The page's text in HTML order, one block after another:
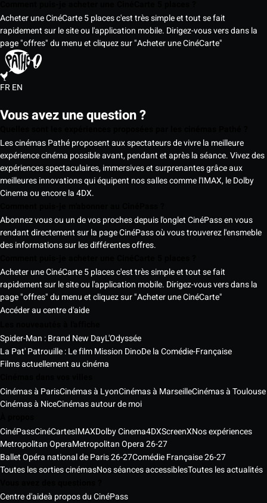
Acheter une CinéCarte 5 places c'est très simple et tout se fait
rapidement sur le site ou l'application mobile. Dirigez-vous vers dans la
page "offres" du menu et cliquez sur "Acheter une CinéCarte"
FREN
Vous avez une question ?
Les cinémas Pathé proposent aux spectateurs de vivre la meilleure
expérience cinéma possible avant, pendant et après la séance. Vivez des
expériences spectaculaires, immersives et surprenantes grâce aux
meilleures innovations qui équipent nos salles comme l'IMAX, le Dolby
Cinema ou encore la 4DX.
Abonnez vous ou un de vos proches depuis l'onglet CinéPass en vous
rendant directement sur la page CinéPass où vous trouverez l'ensmeble
des informations sur les différentes offres.
Acheter une CinéCarte 5 places c'est très simple et tout se fait
rapidement sur le site ou l'application mobile. Dirigez-vous vers dans la
page "offres" du menu et cliquez sur "Acheter une CinéCarte"
Accéder au centre d'aide
Spider-Man : Brand New DayL'Odyssée
La Pat' Patrouille : Le film Mission DinoDe la Comédie-Française
Films actuellement au cinéma
Cinémas à ParisCinémas à LyonCinémas à MarseilleCinémas à Toulouse
Cinémas à NiceCinémas autour de moi
CinéPassCinéCartesIMAXDolby Cinema4DXScreenXNos expériences
Metropolitan OperaMetropolitan Opera 26-27
Ballet Opéra national de Paris 26-27Comédie Française 26-27
Toutes les sorties cinémasNos séances accessiblesToutes les actualités
Centre d'aideà propos du CinéPass